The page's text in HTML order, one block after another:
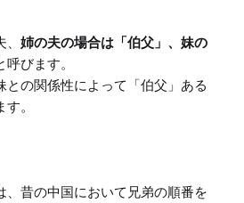
姉の夫の場合は「伯父」、妹の
呼びます。
との関係性によって「伯父」ある
。
、昔の中国において兄弟の順番を